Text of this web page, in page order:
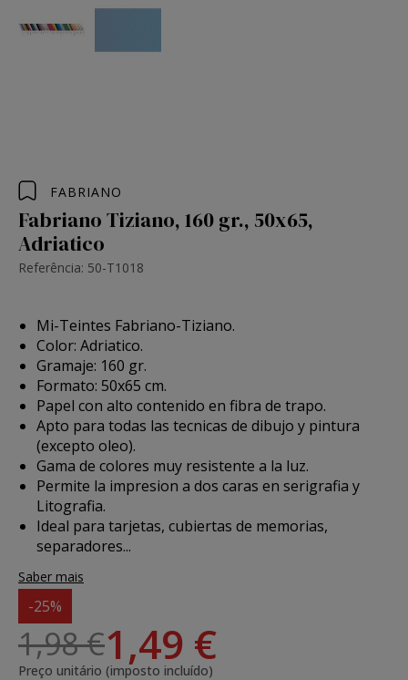
FABRIANO
Fabriano Tiziano, 160 gr., 50x65,
Adriatico
Referência: 50-T1018
Mi-Teintes Fabriano-Tiziano.
Color: Adriatico.
Gramaje: 160 gr.
Formato: 50x65 cm.
Papel con alto contenido en fibra de trapo.
Apto para todas las tecnicas de dibujo y pintura
(excepto oleo).
Gama de colores muy resistente a la luz.
Permite la impresion a dos caras en serigrafia y
Litografia.
Ideal para tarjetas, cubiertas de memorias,
separadores...
Saber mais
-25%
1,98 €1,49 €
Preço unitário (imposto incluído)